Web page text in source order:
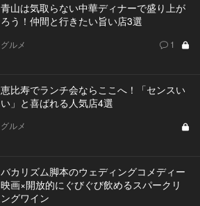
青山は気取らない中華ディナーで盛り上が
ろう！仲間と行きたい旨い店3選
グルメ 1
恵比寿でランチ会ならここへ！「センスい
い」と喜ばれる人気店4選
グルメ
バカリズム脚本のウェディングコメディー
映画×開放的にぐびぐび飲めるスパークリ
ングワイン